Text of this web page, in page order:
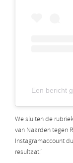
We sluiten de
van Naarden tegen
Instagramaccount
resultaat.’